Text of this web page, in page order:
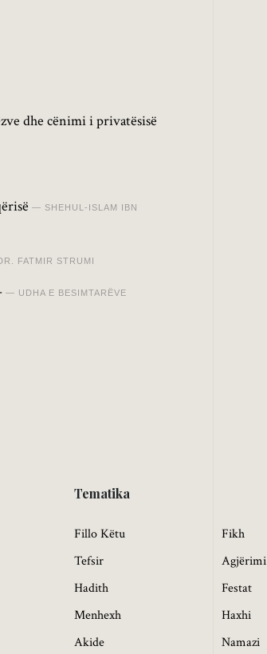
dhe cënimi i privatësisë
SHEHUL-ISLAM IBN
FATMIR STRUMI
UDHA E BESIMTARËVE
Tematika
Fillo Këtu
Tefsir
Hadith
Menhexh
Akide
Fikh
Agjërimi
Festat
Haxhi
Namazi